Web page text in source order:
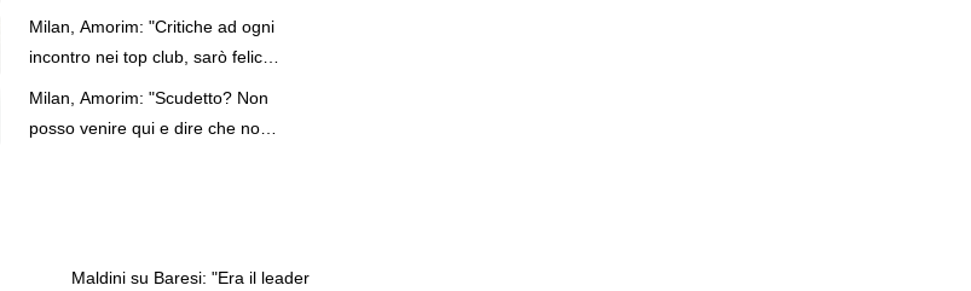
Bellissimo segnare all’Inter con il
Bodø. Tornare un giorno?
Milan, Amorim: "Critiche ad ogni
incontro nei top club, sarò felice
Milan, Amorim: "Scudetto? Non
posso venire qui e dire che non
Maldini su Baresi: "Era il leader